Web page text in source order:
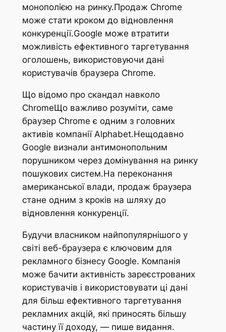
монополією на ринку.Продаж Chrome
може стати кроком до відновлення
конкуренції.Google може втратити
можливість ефективного таргетування
оголошень, використовуючи дані
користувачів браузера Chrome.
Що відомо про скандал навколо
ChromeЩо важливо розуміти, саме
браузер Chrome є одним з головних
активів компанії Alphabet.Нещодавно
Google визнали антимонопольним
порушником через домінування на ринку
пошукових систем.На переконання
американської влади, продаж браузера
стане одним з кроків на шляху до
відновлення конкуренції.
Будучи власником найпопулярнішого у
світі веб-браузера є ключовим для
рекламного бізнесу Google. Компанія
може бачити активність зареєстрованих
користувачів і використовувати ці дані
для більш ефективного таргетування
рекламних акцій, які приносять більшу
частину її доходу, — пише видання.